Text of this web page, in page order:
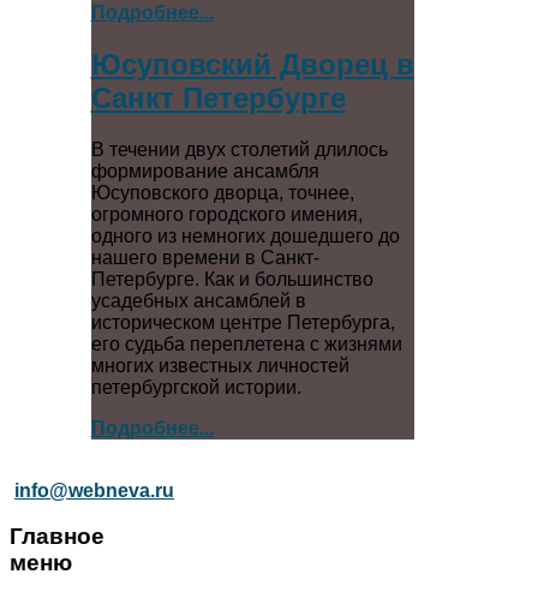
Подробнее...
Юсуповский Дворец в
Санкт Петербурге
В течении двух столетий длилось
формирование ансамбля
Юсуповского дворца, точнее,
огромного городского имения,
одного из немногих дошедшего до
нашего времени в Санкт-
Петербурге. Как и большинство
усадебных ансамблей в
историческом центре Петербурга,
его судьба переплетена с жизнями
многих известных личностей
петербургской истории.
Подробнее...
info@webneva.ru
Главное
меню